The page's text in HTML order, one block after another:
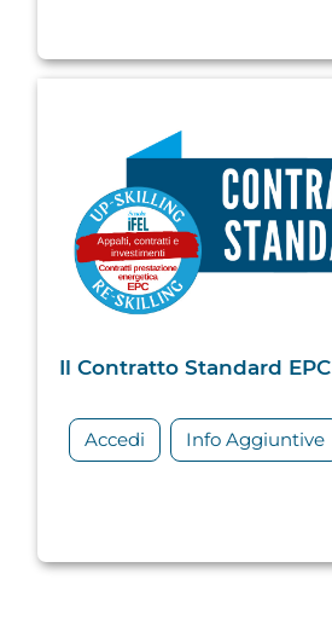
Il Contratto Standard EPC
Accedi Info Aggiuntive